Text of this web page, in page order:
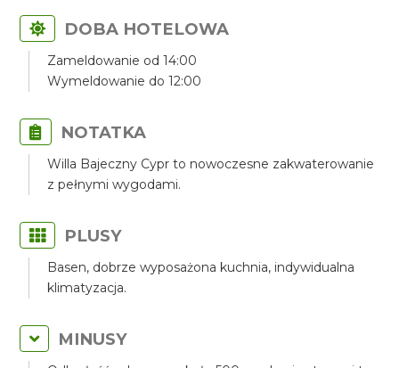
DOBA HOTELOWA
Zameldowanie od 14:00
Wymeldowanie do 12:00
NOTATKA
Willa Bajeczny Cypr to nowoczesne zakwaterowanie
z pełnymi wygodami.
PLUSY
Basen, dobrze wyposażona kuchnia, indywidualna
klimatyzacja.
MINUSY